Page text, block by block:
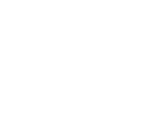
、ブレー...